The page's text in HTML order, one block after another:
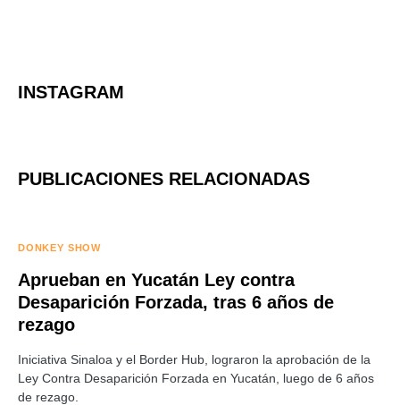
INSTAGRAM
PUBLICACIONES RELACIONADAS
DONKEY SHOW
Aprueban en Yucatán Ley contra
Desaparición Forzada, tras 6 años de
rezago
Iniciativa Sinaloa y el Border Hub, lograron la aprobación de la
Ley Contra Desaparición Forzada en Yucatán, luego de 6 años
de rezago.